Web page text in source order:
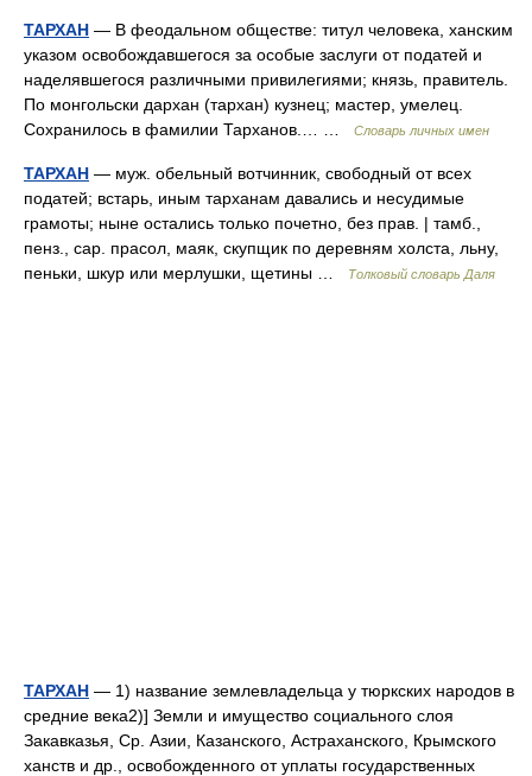
ТАРХАН — В феодальном обществе: титул человека, ханским
указом освобождавшегося за особые заслуги от податей и
наделявшегося различными привилегиями; князь, правитель.
По монгольски дархан (тархан) кузнец; мастер, умелец.
Сохранилось в фамилии Тарханов.… …
Словарь личных имен
ТАРХАН — муж. обельный вотчинник, свободный от всех
податей; встарь, иным тарханам давались и несудимые
грамоты; ныне остались только почетно, без прав. | тамб.,
пенз., сар. прасол, маяк, скупщик по деревням холста, льну,
пеньки, шкур или мерлушки, щетины …
Толковый словарь Даля
ТАРХАН — 1) название землевладельца у тюркских народов в
средние века2)] Земли и имущество социального слоя
Закавказья, Ср. Азии, Казанского, Астраханского, Крымского
ханств и др., освобожденного от уплаты государственных